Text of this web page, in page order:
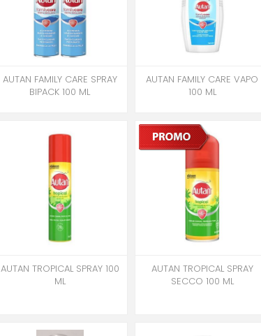
AUTAN FAMILY CARE SPRAY
BIPACK 100 ML
AUTAN FAMILY CARE VAPO
100 ML
AUTAN TROPICAL SPRAY 100
ML
AUTAN TROPICAL SPRAY
SECCO 100 ML